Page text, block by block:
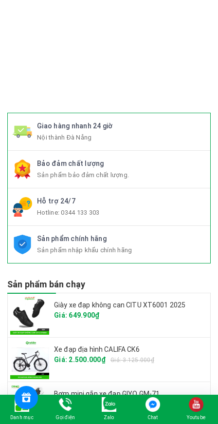
Giao hàng nhanh 24 giờ
Nội thành Đà Nẵng
Bảo đảm chất lượng
Sản phẩm bảo đảm chất lượng.
Hỗ trợ 24/7
Hotline:0344 133 303
Sản phẩm chính hãng
Sản phẩm nhập khẩu chính hãng
Sản phẩm bán chạy
Giày xe đạp không can CITU XT6001 2025
Giá: 649.900₫
Xe đạp địa hình CALIFA CK6
Giá: 2.500.000₫
Giá: 3.125.000₫
Bơm mini gắn xe đạp GIYO GM-71
Giá: 349.900₫
Giá: 420.000₫
Danh mục Gọi điện Zalo Chat Youtube